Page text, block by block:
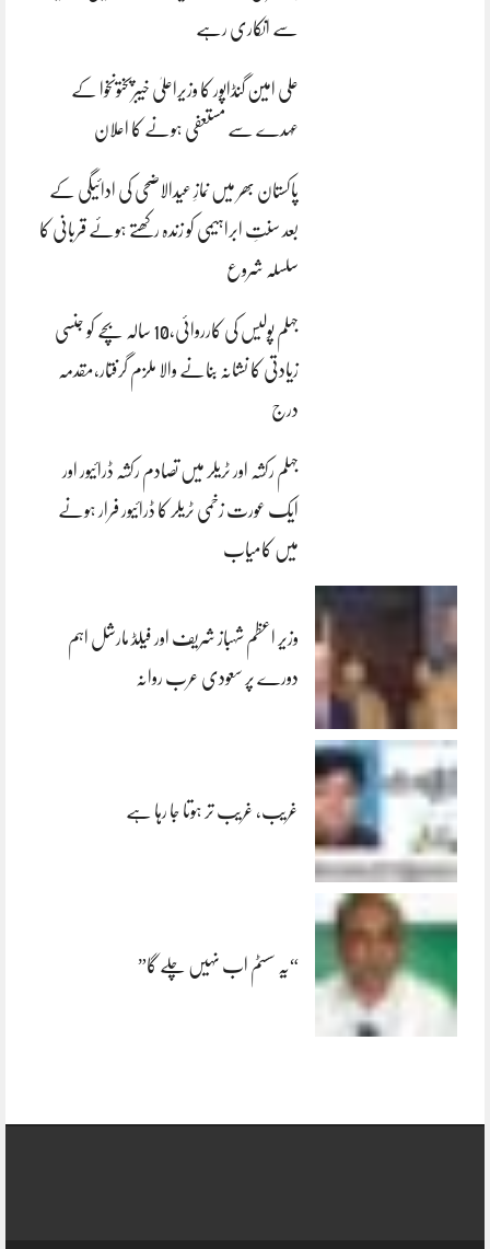
سے انکاری رہے
علی امین گنڈاپور کا وزیراعلیٰ خیبرپختونخوا کے
عہدے سے مستعفی ہونے کا اعلان
پاکستان بھر میں نمازِ عیدالاضحی کی ادائیگی کے
بعد سنتِ ابراہیمی کو زندہ رکھتے ہوئے قربانی کا
سلسلہ شروع
جہلم پولیس کی کارروائی،10 سالہ بچے کو جنسی
زیادتی کا نشانہ بنانے والا ملزم گرفتار،مقدمہ
درج
جہلم رکشہ اور ٹریلر میں تصادم رکشہ ڈرائیور اور
ایک عورت زخمی ٹریلر کا ڈرائیور فرار ہونے
میں کامیاب
وزیر اعظم شہباز شریف اور فیلڈ مارشل اہم
دورے پر سعودی عرب روانہ
غریب، غریب تر ہوتا جا رہا ہے
“یہ سسٹم اب نہیں چلے گا”